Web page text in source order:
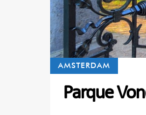
AMSTERDAM
Parque